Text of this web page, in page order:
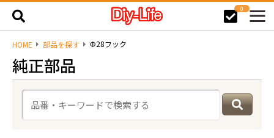
0
HOME 部品を探す Φ28フック
純正部品